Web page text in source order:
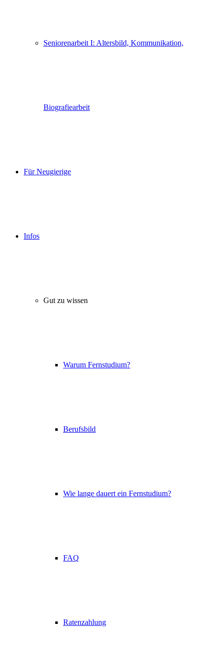
Seniorenarbeit I: Altersbild, Kommunikation,
Biografiearbeit
Für Neugierige
Infos
Gut zu wissen
Warum Fernstudium?
Berufsbild
Wie lange dauert ein Fernstudium?
FAQ
Ratenzahlung